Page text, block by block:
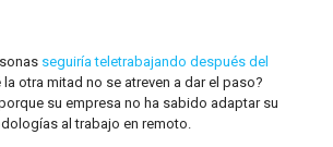
seguiría teletrabajando después del
la otra mitad no se atreven a dar el paso?
su empresa no ha sabido adaptar su
al trabajo en remoto.